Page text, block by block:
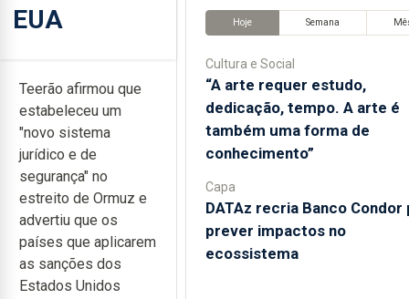
EUA
Teerão afirmou que
estabeleceu um
"novo sistema
jurídico e de
segurança" no
estreito de Ormuz e
advertiu que os
países que aplicarem
as sanções dos
Estados Unidos
Hoje Semana
Cultura e Social
“A arte requer estudo,
dedicação, tempo. A arte é
também uma forma de
conhecimento”
Capa
DATAz recria Banco Condor
prever impactos no
ecossistema